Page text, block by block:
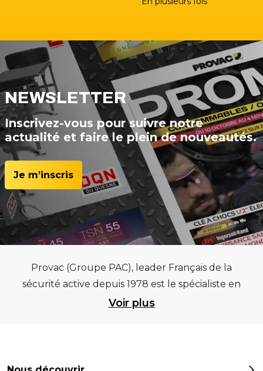
NEWSLETTER
Inscrivez-vous pour suivre notre
actualité et faire le plein de nouveautés.
Je m’inscris
Provac (Groupe PAC), leader Français de la
sécurité active depuis 1978 est le spécialiste en
équipements pour garages et centres
meilleurs équipements sur des critères de
Voir plus